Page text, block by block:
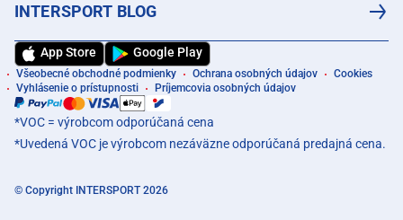
INTERSPORT BLOG
App Store Google Play
Všeobecné obchodné podmienky Ochrana osobných údajov
Cookies
Vyhlásenie o prístupnosti
Príjemcovia osobných údajov
*VOC = výrobcom odporúčaná cena
*Uvedená VOC je výrobcom nezáväzne odporúčaná predajná cena.
© Copyright INTERSPORT 2026